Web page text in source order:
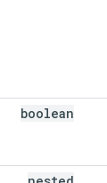
boolean